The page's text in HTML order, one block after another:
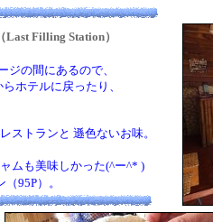
Filling Station）
の間にあるので、
ホテルに戻ったり、
トランと 遜色ないお味。
ムも美味しかった(^ー^* )
95P）。